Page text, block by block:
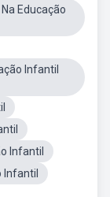
Educação
Infantil
Infantil
Infantil